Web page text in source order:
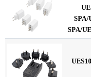
SPA/
SPA/